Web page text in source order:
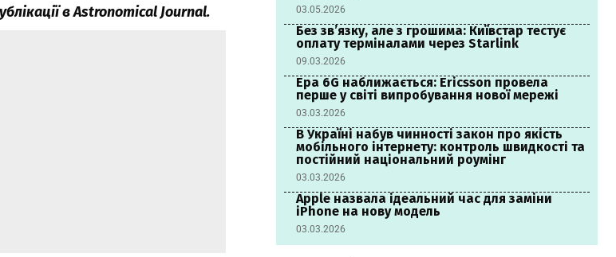
в Astronomical Journal.
03.05.2026
Без зв’язку, але з грошима: Київстар тестує
оплату терміналами через Starlink
09.03.2026
Ера 6G наближається: Ericsson провела
перше у світі випробування нової мережі
03.03.2026
В Україні набув чинності закон про якість
мобільного інтернету: контроль швидкості та
постійний національний роумінг
03.03.2026
Apple назвала ідеальний час для заміни
iPhone на нову модель
03.03.2026